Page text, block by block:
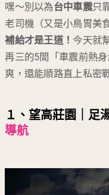
嘿～別以為台中車震只
老司機（又是小鳥胃美
補給才是王道！今天就
再三的5間「車震前熱
爽，還能順路直上私密
１、望高莊園｜足
導航